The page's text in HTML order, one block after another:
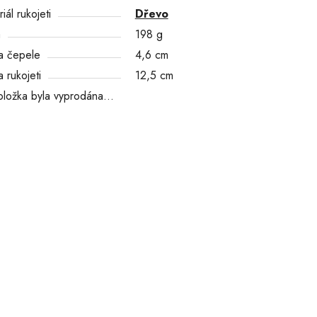
rukojeti
Dřevo
198 g
čepele
4,6 cm
rukojeti
12,5 cm
byla vyprodána…